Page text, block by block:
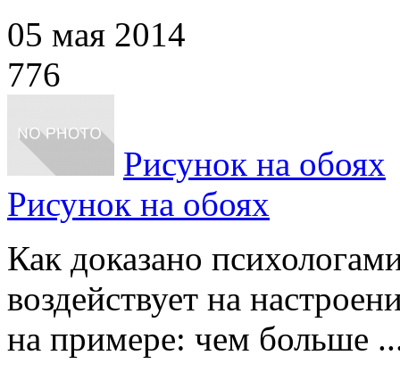
05 мая 2014
776
Рисунок на обоях
Рисунок на обоях
Как доказано
воздействует на
на примере: чем больше